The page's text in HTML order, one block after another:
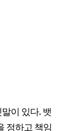
이 있다. 뱃
정하고 책임